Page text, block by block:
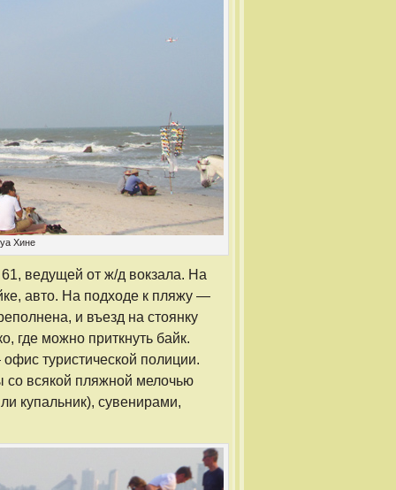
Хине
ведущей от ж/д вокзала. На
авто. На подходе к пляжу —
и въезд на стоянку
где можно приткнуть байк.
туристической полиции.
всякой пляжной мелочью
купальник), сувенирами,